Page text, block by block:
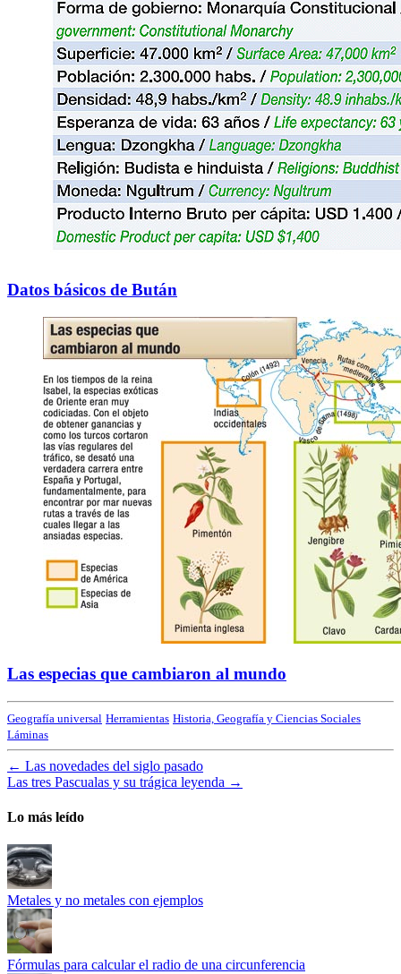
Datos básicos de Bután
Las especias que cambiaron al mundo
Geografía universal Herramientas Historia, Geografía y Ciencias Sociales
Láminas
← Las novedades del siglo pasado
Las tres Pascualas y su trágica leyenda →
Lo más leído
Metales y no metales con ejemplos
Fórmulas para calcular el radio de una circunferencia